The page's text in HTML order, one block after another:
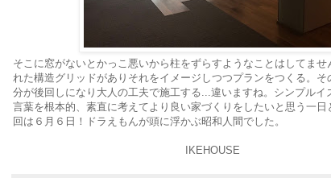
そこに窓がないとかっこ悪いから柱をずらすようなことはしてませ
れた構造グリッドがありそれをイメージしつつプランをつくる。そ
分が後回しになり大人の工夫で施工する...違いますね。シンプルイ
言葉を根本的、素直に考えてより良い家づくりをしたいと思う一日
回は６月６日！ドラえもんが頭に浮かぶ昭和人間でした。
IKEHOUSE